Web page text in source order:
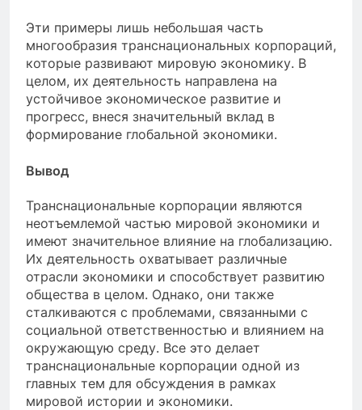
Эти примеры лишь небольшая часть
многообразия транснациональных корпораций,
которые развивают мировую экономику. В
целом, их деятельность направлена на
устойчивое экономическое развитие и
прогресс, внеся значительный вклад в
формирование глобальной экономики.
Вывод
Транснациональные корпорации являются
неотъемлемой частью мировой экономики и
имеют значительное влияние на глобализацию.
Их деятельность охватывает различные
отрасли экономики и способствует развитию
общества в целом. Однако, они также
сталкиваются с проблемами, связанными с
социальной ответственностью и влиянием на
окружающую среду. Все это делает
транснациональные корпорации одной из
главных тем для обсуждения в рамках
мировой истории и экономики.